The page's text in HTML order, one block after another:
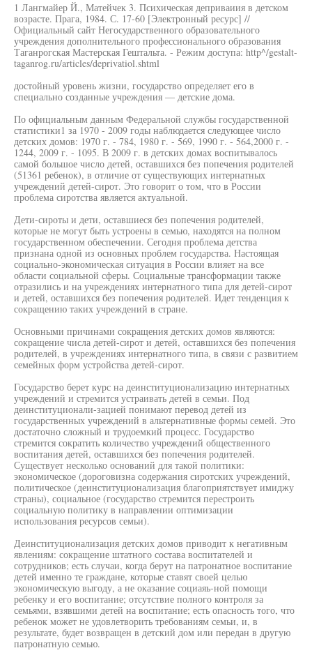
1 Лангмайер Й., Матейчек 3. Психическая деприваиия в детском
возрасте. Прага, 1984. С. 17-60 [Электронный ресурс] //
Официальный сайт Негосударственного образовательного
учреждения дополнительного профессионального образования
Таганрогская Мастерская Гештальта. - Режим доступа: http^/gestalt-
taganrog.ru/articles/deprivatiol.shtml
достойный уровень жизни, государство определяет его в
специально созданные учреждения — детские дома.
По официальным данным Федеральной службы государственной
статистики1 за 1970 - 2009 годы наблюдается следующее число
детских домов: 1970 г. - 784, 1980 г. - 569, 1990 г. - 564,2000 г. -
1244, 2009 г. - 1095. В 2009 г. в детских домах воспитывалось
самой большое число детей, оставшихся без попечения родителей
(51361 ребенок), в отличие от существующих интернатных
учреждений детей-сирот. Это говорит о том, что в России
проблема сиротства является актуальной.
Дети-сироты и дети, оставшиеся без попечения родителей,
которые не могут быть устроены в семью, находятся на полном
государственном обеспечении. Сегодня проблема детства
признана одной из основных проблем государства. Настоящая
социально-экономическая ситуация в России влияет на все
области социальной сферы. Социальные трансформации также
отразились и на учреждениях интернатного типа для детей-сирот
и детей, оставшихся без попечения родителей. Идет тенденция к
сокращению таких учреждений в стране.
Основными причинами сокращения детских домов являются:
сокращение числа детей-сирот и детей, оставшихся без попечения
родителей, в учреждениях интернатного типа, в связи с развитием
семейных форм устройства детей-сирот.
Государство берет курс на деинституционализацию интернатных
учреждений и стремится устраивать детей в семьи. Под
деинституционали-зацией понимают перевод детей из
государственных учреждений в альтернативные формы семей. Это
достаточно сложный и трудоемкий процесс. Государство
стремится сократить количество учреждений общественного
воспитания детей, оставшихся без попечения родителей.
Существует несколько оснований для такой политики:
экономическое (дороговизна содержания сиротских учреждений,
политическое (деинституционализация благоприятствует имиджу
страны), социальное (государство стремится перестроить
социальную политику в направлении оптимизации
использования ресурсов семьи).
Деинституционализация детских домов приводит к негативным
явлениям: сокращение штатного состава воспитателей и
сотрудников; есть случаи, когда берут на патронатное воспитание
детей именно те граждане, которые ставят своей целью
экономическую выгоду, а не оказание социаяь-ной помощи
ребенку и его воспитание; отсутствие полного контроля за
семьями, взявшими детей на воспитание; есть опасность того, что
ребенок может не удовлетворить требованиям семьи, и, в
результате, будет возвращен в детский дом или передан в другую
патронатную семью.